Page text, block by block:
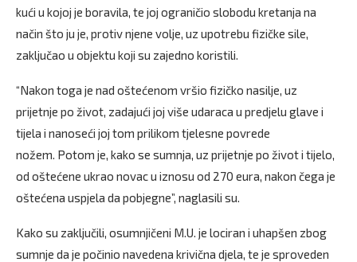
kući u kojoj je boravila, te joj ograničio slobodu kretanja na
način što ju je, protiv njene volje, uz upotrebu fizičke sile,
zaključao u objektu koji su zajedno koristili.
“Nakon toga je nad oštećenom vršio fizičko nasilje, uz
prijetnje po život, zadajući joj više udaraca u predjelu glave i
tijela i nanoseći joj tom prilikom tjelesne povrede
nožem. Potom je, kako se sumnja, uz prijetnje po život i tijelo,
od oštećene ukrao novac u iznosu od 270 eura, nakon čega je
oštećena uspjela da pobjegne”, naglasili su.
Kako su zaključili, osumnjičeni M.U. je lociran i uhapšen zbog
sumnje da je počinio navedena krivična djela, te je sproveden